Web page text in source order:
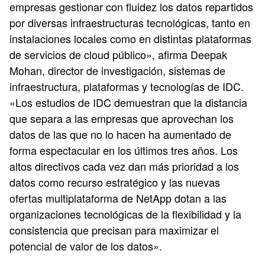
empresas gestionar con fluidez los datos repartidos
por diversas infraestructuras tecnológicas, tanto en
instalaciones locales como en distintas plataformas
de servicios de cloud público», afirma Deepak
Mohan, director de investigación, sistemas de
infraestructura, plataformas y tecnologías de IDC.
«Los estudios de IDC demuestran que la distancia
que separa a las empresas que aprovechan los
datos de las que no lo hacen ha aumentado de
forma espectacular en los últimos tres años. Los
altos directivos cada vez dan más prioridad a los
datos como recurso estratégico y las nuevas
ofertas multiplataforma de NetApp dotan a las
organizaciones tecnológicas de la flexibilidad y la
consistencia que precisan para maximizar el
potencial de valor de los datos».